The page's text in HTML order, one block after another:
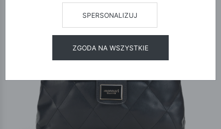
SPERSONALIZUJ
ZGODA NA WSZYSTKIE